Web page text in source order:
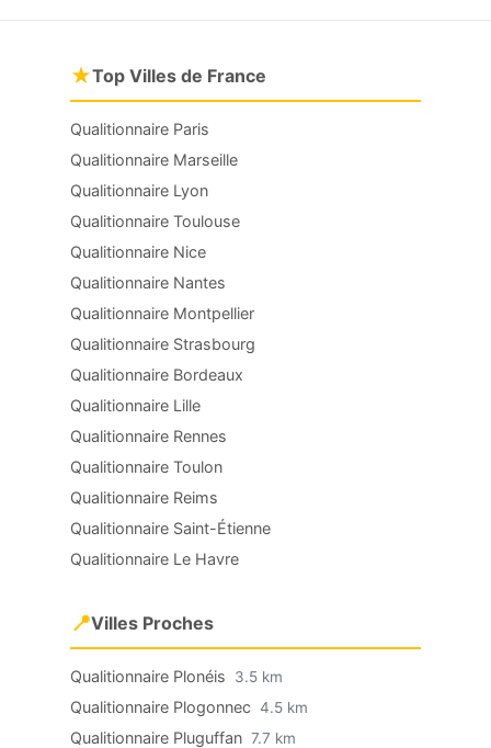
★Top Villes de France
Qualitionnaire Paris
Qualitionnaire Marseille
Qualitionnaire Lyon
Qualitionnaire Toulouse
Qualitionnaire Nice
Qualitionnaire Nantes
Qualitionnaire Montpellier
Qualitionnaire Strasbourg
Qualitionnaire Bordeaux
Qualitionnaire Lille
Qualitionnaire Rennes
Qualitionnaire Toulon
Qualitionnaire Reims
Qualitionnaire Saint-Étienne
Qualitionnaire Le Havre
📍Villes Proches
Qualitionnaire Plonéis 3.5 km
Qualitionnaire Plogonnec 4.5 km
Qualitionnaire Pluguffan 7.7 km